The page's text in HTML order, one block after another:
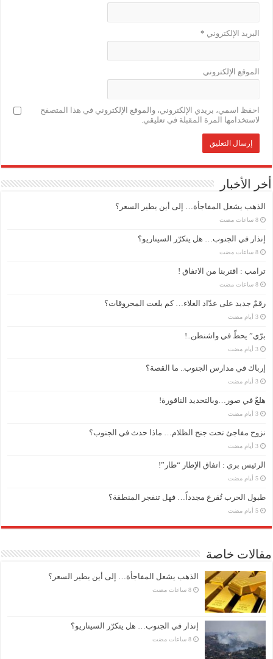
البريد الإلكتروني *
الموقع الإلكتروني
احفظ اسمي، بريدي الإلكتروني، والموقع الإلكتروني في هذا المتصفح
لاستخدامها المرة المقبلة في تعليقي.
أخر الأخبار
الذهب يشعل المفاجأة… إلى أين يطير السعر؟
‏8 ساعات مضت
إنذار في الجنوب… هل يتكرّر السيناريو؟
‏8 ساعات مضت
ترامب : اقتربنا من الاتفاق !
‏8 ساعات مضت
رقمٌ جديد على عدّاد الغلاء… كم بلغت المحروقات؟
‏3 أيام مضت
برّي” يحطّ في واشنطن..!
‏3 أيام مضت
إرباك في مدارس الجنوب.. ما القصة؟
‏3 أيام مضت
هلعٌ في صور…وبالتحديد الناقورة!
‏3 أيام مضت
نزوح مفاجئ تحت جنح الظلام… ماذا حدث في الجنوب؟
‏3 أيام مضت
الرئيس بري : اتفاق الإطار “طار”!
‏5 أيام مضت
طبول الحرب تُقرع مجدداً… فهل تنفجر المنطقة؟
‏5 أيام مضت
مقالات خاصة
الذهب يشعل المفاجأة… إلى أين يطير السعر؟
‏8 ساعات مضت
إنذار في الجنوب… هل يتكرّر السيناريو؟
‏8 ساعات مضت